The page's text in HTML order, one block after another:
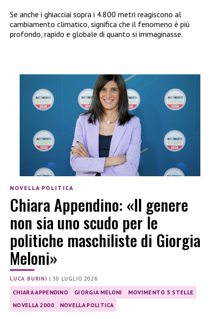
Se anche i ghiacciai sopra i 4.800 metri reagiscono al
cambiamento climatico, significa che il fenomeno è più
profondo, rapido e globale di quanto si immaginasse.
NOVELLA POLITICA
Chiara Appendino: «Il genere
non sia uno scudo per le
politiche maschiliste di Giorgia
Meloni»
LUCA BURINI |30 LUGLIO 2026
CHIARA APPENDINO GIORGIA MELONI
MOVIMENTO 5 STELLE
NOVELLA 2000
NOVELLA POLITICA